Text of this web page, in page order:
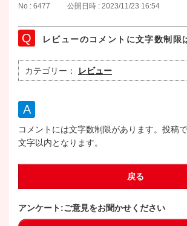
No : 6477 公開日時 : 2023/11/23 16:54
レビューのコメントに文字数制限
カテゴリー： レビュー
コメントには文字数制限があります。投稿
文字以内となります。
戻る
アンケート:ご意見をお聞かせください